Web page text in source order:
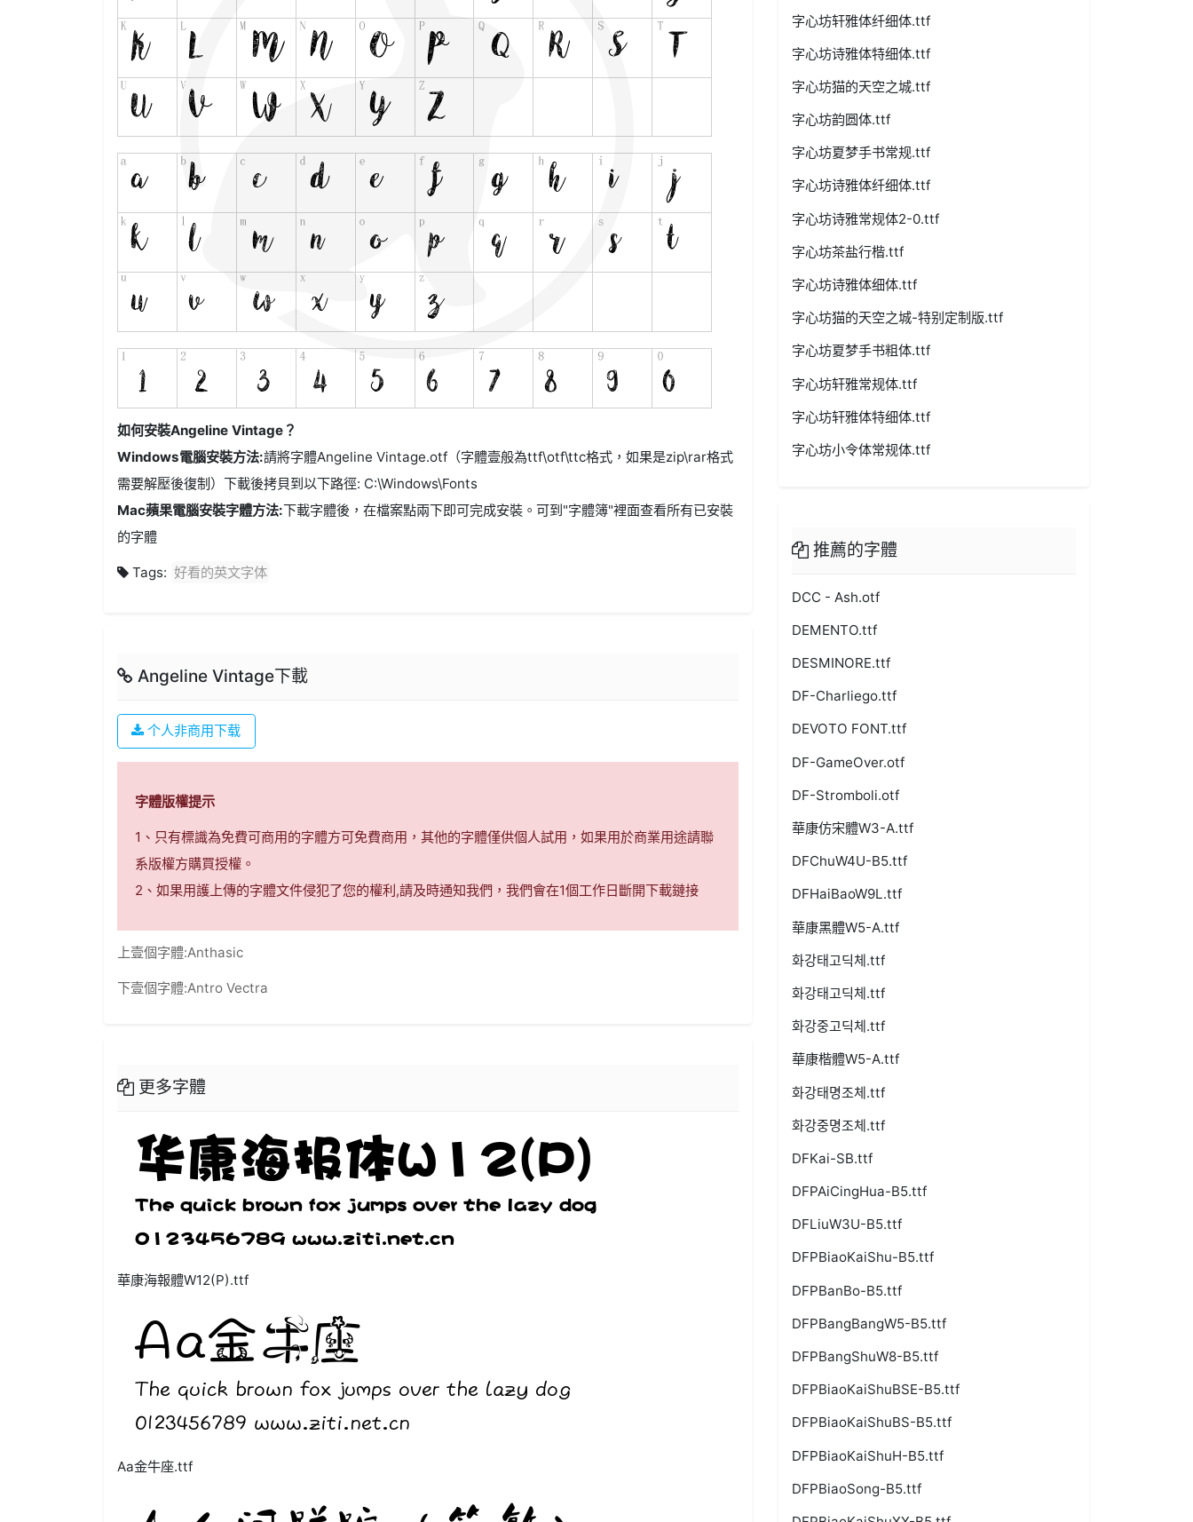
如何安裝Angeline Vintage？
Windows電腦安裝方法:請將字體Angeline Vintage.otf（字體壹般為ttf\otf\ttc格式，如果是zip\rar格式
需要解壓後復制）下載後拷貝到以下路徑: C:\Windows\Fonts
Mac蘋果電腦安裝字體方法:下載字體後，在檔案點兩下即可完成安裝。可到"字體簿"裡面查看所有已安裝
的字體
Tags: 好看的英文字体
Angeline Vintage下載
个人非商用下载
字體版權提示
1、只有標識為免費可商用的字體方可免費商用，其他的字體僅供個人試用，如果用於商業用途請聯
系版權方購買授權。
2、如果用護上傳的字體文件侵犯了您的權利,請及時通知我們，我們會在1個工作日斷開下載鏈接
上壹個字體:Anthasic
下壹個字體:Antro Vectra
更多字體
華康海報體W12(P).ttf
Aa金牛座.ttf
字心坊轩雅体纤细体.ttf
字心坊诗雅体特细体.ttf
字心坊猫的天空之城.ttf
字心坊韵圆体.ttf
字心坊夏梦手书常规.ttf
字心坊诗雅体纤细体.ttf
字心坊诗雅常规体2-0.ttf
字心坊茶盐行楷.ttf
字心坊诗雅体细体.ttf
字心坊猫的天空之城-特别定制版.ttf
字心坊夏梦手书粗体.ttf
字心坊轩雅常规体.ttf
字心坊轩雅体特细体.ttf
字心坊小令体常规体.ttf
推薦的字體
DCC - Ash.otf
DEMENTO.ttf
DESMINORE.ttf
DF-Charliego.ttf
DEVOTO FONT.ttf
DF-GameOver.otf
DF-Stromboli.otf
華康仿宋體W3-A.ttf
DFChuW4U-B5.ttf
DFHaiBaoW9L.ttf
華康黑體W5-A.ttf
화강태고딕체.ttf
화강태고딕체.ttf
화강중고딕체.ttf
華康楷體W5-A.ttf
화강태명조체.ttf
화강중명조체.ttf
DFKai-SB.ttf
DFPAiCingHua-B5.ttf
DFLiuW3U-B5.ttf
DFPBiaoKaiShu-B5.ttf
DFPBanBo-B5.ttf
DFPBangBangW5-B5.ttf
DFPBangShuW8-B5.ttf
DFPBiaoKaiShuBSE-B5.ttf
DFPBiaoKaiShuBS-B5.ttf
DFPBiaoKaiShuH-B5.ttf
DFPBiaoSong-B5.ttf